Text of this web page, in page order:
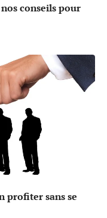
conseils pour
profiter sans se